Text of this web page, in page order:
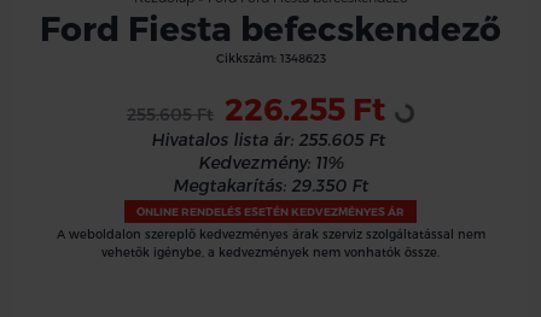
Ford Fiesta befecskendező
Cikkszám: 1348623
255.605 Ft 226.255 Ft Loading...
Hivatalos lista ár: 255.605 Ft
Kedvezmény: 11%
Megtakarítás: 29.350 Ft
ONLINE RENDELÉS ESETÉN KEDVEZMÉNYES ÁR
A weboldalon szereplő kedvezményes árak szerviz szolgáltatással nem
vehetők igénybe, a kedvezmények nem vonhatók össze.